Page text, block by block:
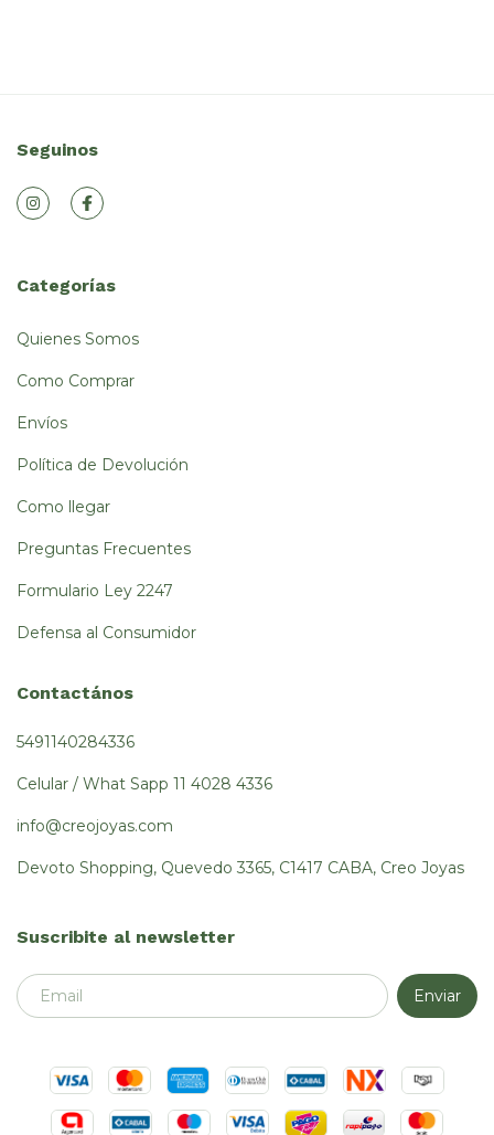
Seguinos
Categorías
Quienes Somos
Como Comprar
Envíos
Política de Devolución
Como llegar
Preguntas Frecuentes
Formulario Ley 2247
Defensa al Consumidor
Contactános
5491140284336
Celular / What Sapp 11 4028 4336
info@creojoyas.com
Devoto Shopping, Quevedo 3365, C1417 CABA, Creo Joyas
Suscribite al newsletter